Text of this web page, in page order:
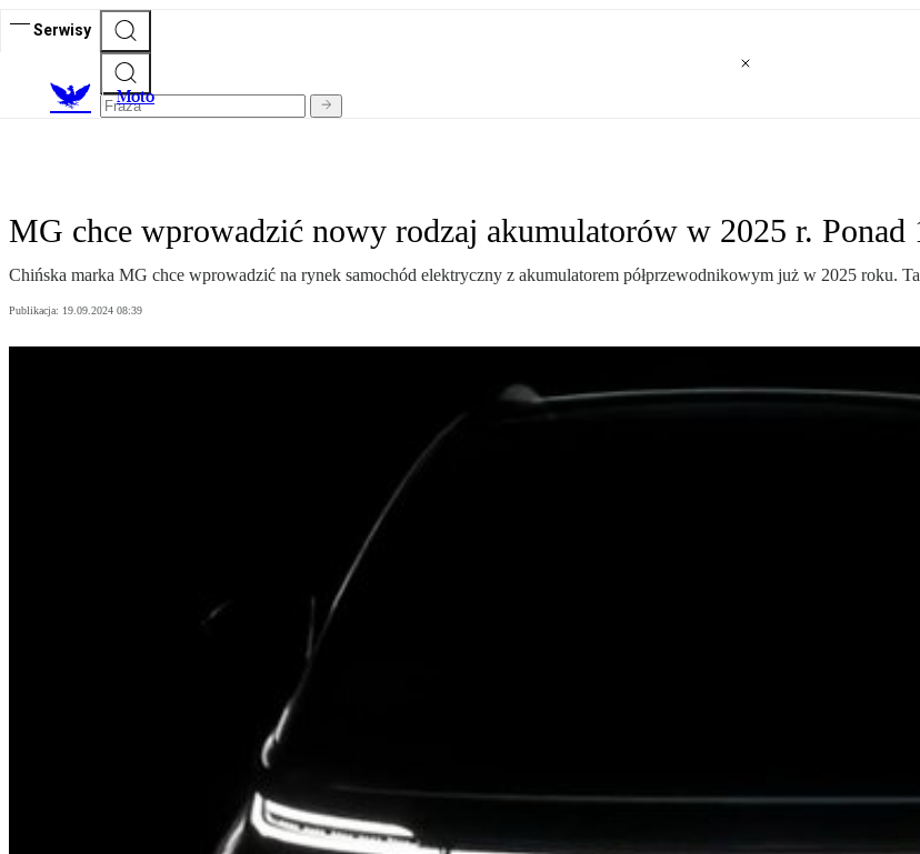
Serwisy
Moto
MG chce wprowadzić nowy rodzaj akumulatorów w 2025 r. Ponad
Chińska marka MG chce wprowadzić na rynek samochód elektryczny z akumulatorem półprzewodnikowym już w 2025 roku.
Publikacja: 19.09.2024 08:39